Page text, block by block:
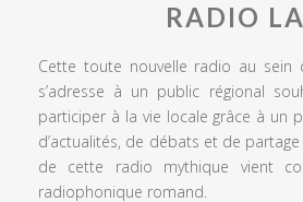
RADIO
Cette toute nouvelle radio au sein
s’adresse à un public régional
participer à la vie locale grâce à un
d’actualités, de débats et de
de cette radio mythique vient
radiophonique romand.